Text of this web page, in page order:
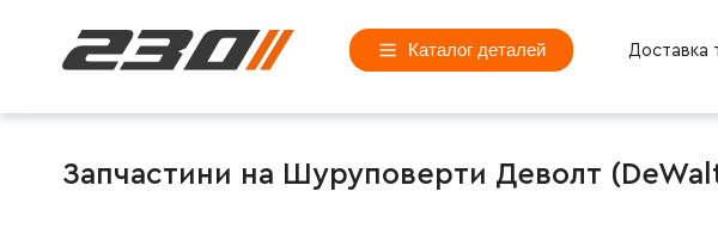
Каталог деталей Доставка
Запчастини на Шуруповерти Деволт